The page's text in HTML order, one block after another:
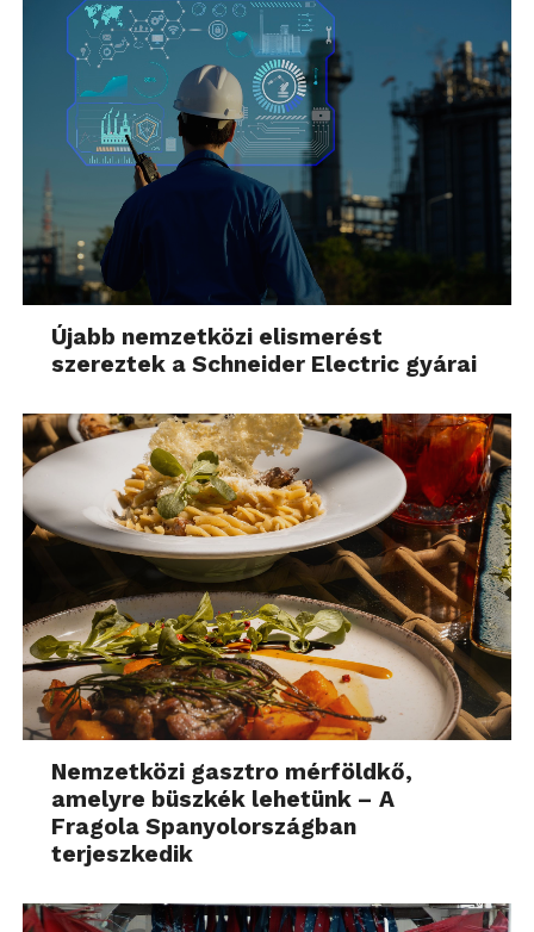
Újabb nemzetközi elismerést
szereztek a Schneider Electric gyárai
Nemzetközi gasztro mérföldkő,
amelyre büszkék lehetünk – A
Fragola Spanyolországban
terjeszkedik